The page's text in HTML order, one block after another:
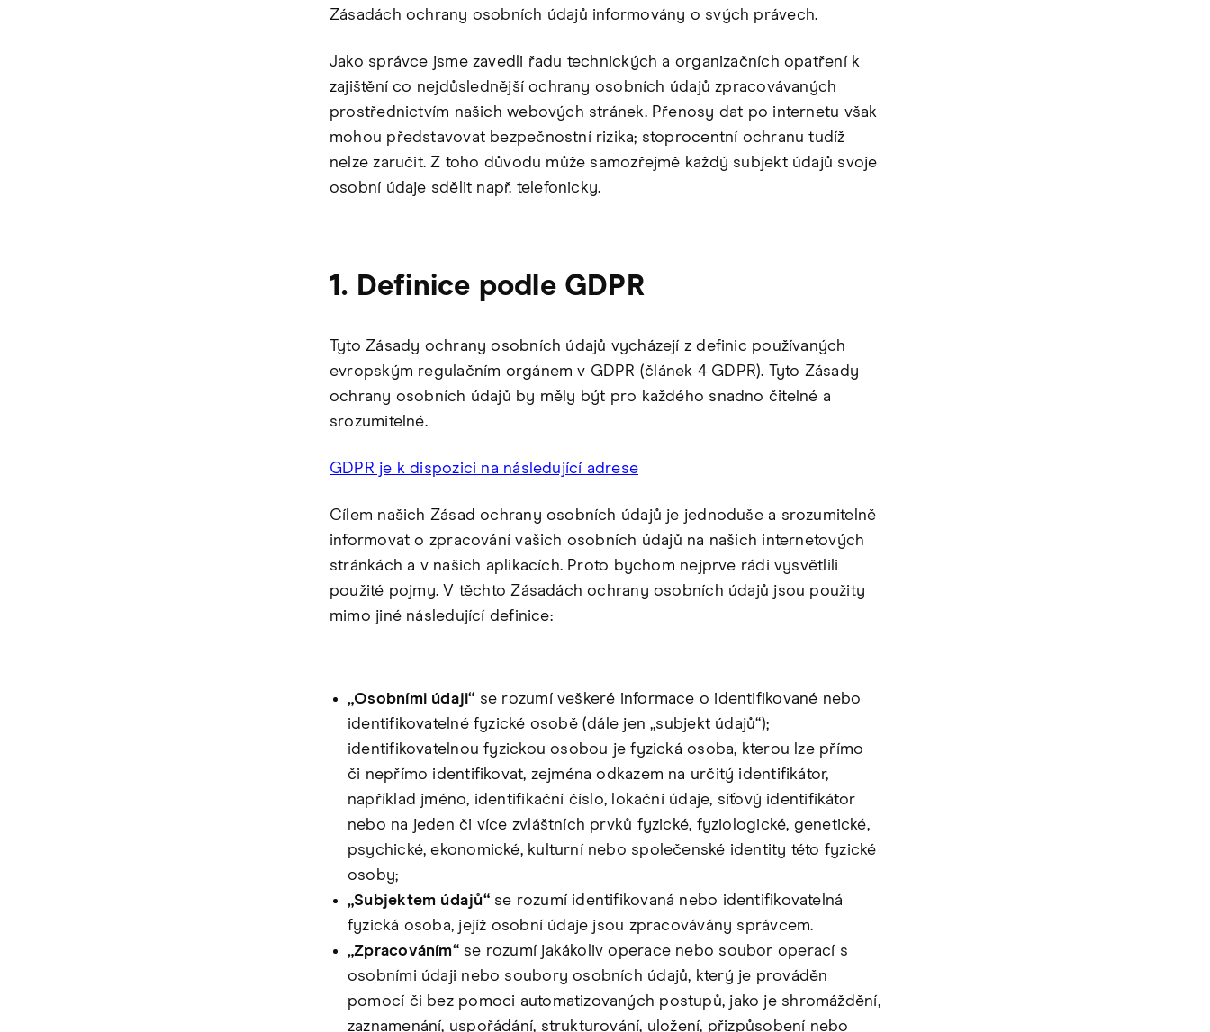
Zásadách ochrany osobních údajů informovány o svých právech.
Jako správce jsme zavedli řadu technických a organizačních opatření k
zajištění co nejdůslednější ochrany osobních údajů zpracovávaných
prostřednictvím našich webových stránek. Přenosy dat po internetu však
mohou představovat bezpečnostní rizika; stoprocentní ochranu tudíž
nelze zaručit. Z toho důvodu může samozřejmě každý subjekt údajů svoje
osobní údaje sdělit např. telefonicky.
1. Definice podle GDPR
Tyto Zásady ochrany osobních údajů vycházejí z definic používaných
evropským regulačním orgánem v GDPR (článek 4 GDPR). Tyto Zásady
ochrany osobních údajů by měly být pro každého snadno čitelné a
srozumitelné.
GDPR je k dispozici na následující adrese
Cílem našich Zásad ochrany osobních údajů je jednoduše a srozumitelně
informovat o zpracování vašich osobních údajů na našich internetových
stránkách a v našich aplikacích. Proto bychom nejprve rádi vysvětlili
použité pojmy. V těchto Zásadách ochrany osobních údajů jsou použity
mimo jiné následující definice:
„Osobními údaji“ se rozumí veškeré informace o identifikované nebo
identifikovatelné fyzické osobě (dále jen „subjekt údajů“);
identifikovatelnou fyzickou osobou je fyzická osoba, kterou lze přímo
či nepřímo identifikovat, zejména odkazem na určitý identifikátor,
například jméno, identifikační číslo, lokační údaje, síťový identifikátor
nebo na jeden či více zvláštních prvků fyzické, fyziologické, genetické,
psychické, ekonomické, kulturní nebo společenské identity této fyzické
osoby;
„Subjektem údajů“se rozumí identifikovaná nebo identifikovatelná
fyzická osoba, jejíž osobní údaje jsou zpracovávány správcem.
„Zpracováním“se rozumí jakákoliv operace nebo soubor operací s
osobními údaji nebo soubory osobních údajů, který je prováděn
pomocí či bez pomoci automatizovaných postupů, jako je shromáždění,
zaznamenání, uspořádání, strukturování, uložení, přizpůsobení nebo